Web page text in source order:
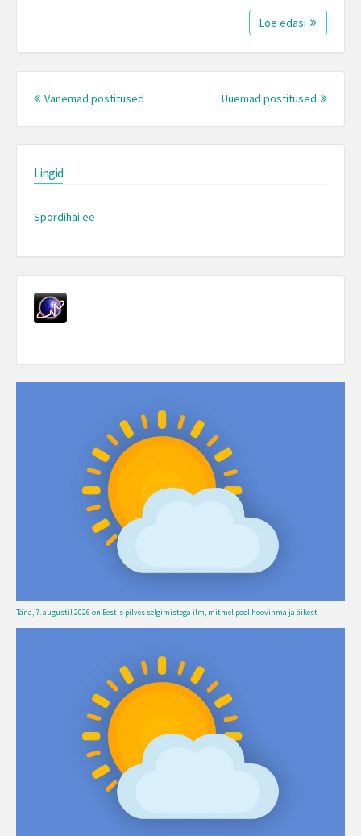
Loe edasi
Posts
navigation
Vanemad postitused Uuemad postitused
Lingid
Spordihai.ee
Täna, 7. augustil 2026 on Eestis pilves selgimistega ilm, mitmel pool hoovihma ja äikest